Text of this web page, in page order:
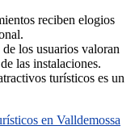
reciben elogios
los usuarios valoran
las instalaciones.
turísticos es un
en Valldemossa